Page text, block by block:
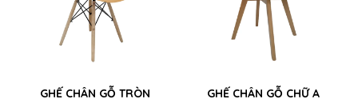
GHẾ CHÂN GỖ TRÒN GHẾ CHÂN GỖ CHỮ A